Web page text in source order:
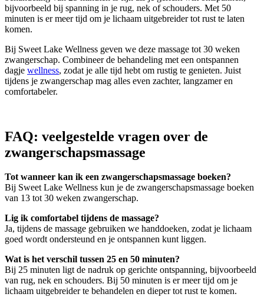
bijvoorbeeld bij spanning in je rug, nek of schouders. Met 50
minuten is er meer tijd om je lichaam uitgebreider tot rust te laten
komen.
Bij Sweet Lake Wellness geven we deze massage tot 30 weken
zwangerschap. Combineer de behandeling met een ontspannen
dagje wellness, zodat je alle tijd hebt om rustig te genieten. Juist
tijdens je zwangerschap mag alles even zachter, langzamer en
comfortabeler.
FAQ: veelgestelde vragen over de
zwangerschapsmassage
Tot wanneer kan ik een zwangerschapsmassage boeken?
Bij Sweet Lake Wellness kun je de zwangerschapsmassage boeken
van 13 tot 30 weken zwangerschap.
Lig ik comfortabel tijdens de massage?
Ja, tijdens de massage gebruiken we handdoeken, zodat je lichaam
goed wordt ondersteund en je ontspannen kunt liggen.
Wat is het verschil tussen 25 en 50 minuten?
Bij 25 minuten ligt de nadruk op gerichte ontspanning, bijvoorbeeld
van rug, nek en schouders. Bij 50 minuten is er meer tijd om je
lichaam uitgebreider te behandelen en dieper tot rust te komen.